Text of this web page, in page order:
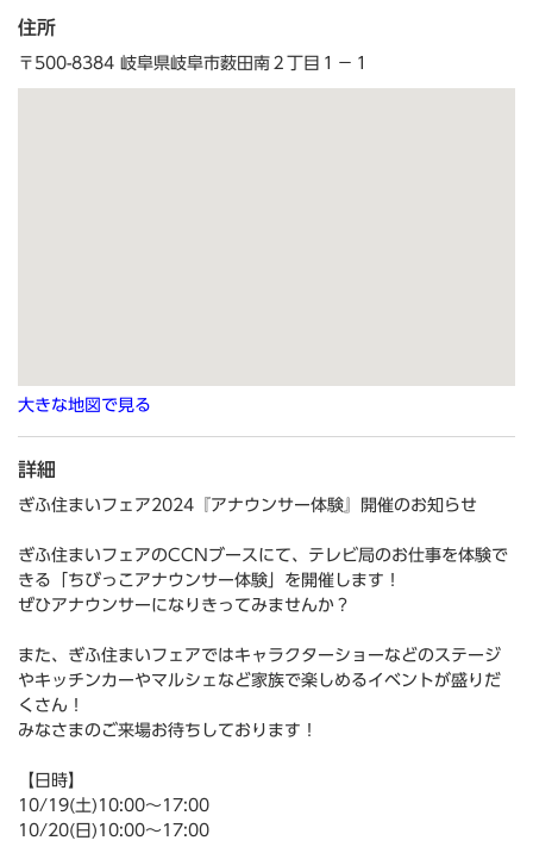
住所
〒500-8384 岐阜県岐阜市薮田南２丁目１−１
大きな地図で見る
詳細
ぎふ住まいフェア2024『アナウンサー体験』開催のお知らせ
ぎふ住まいフェアのCCNブースにて、テレビ局のお仕事を体験で
きる「ちびっこアナウンサー体験」を開催します！
ぜひアナウンサーになりきってみませんか？
また、ぎふ住まいフェアではキャラクターショーなどのステージ
やキッチンカーやマルシェなど家族で楽しめるイベントが盛りだ
くさん！
みなさまのご来場お待ちしております！
【日時】
10/19(土)10:00～17:00
10/20(日)10:00～17:00